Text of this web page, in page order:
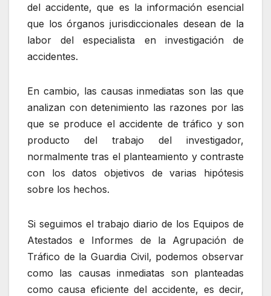
del accidente, que es la información esencial
que los órganos jurisdiccionales desean de la
labor del especialista en investigación de
accidentes.
En cambio, las causas inmediatas son las que
analizan con detenimiento las razones por las
que se produce el accidente de tráfico y son
producto del trabajo del investigador,
normalmente tras el planteamiento y contraste
con los datos objetivos de varias hipótesis
sobre los hechos.
Si seguimos el trabajo diario de los Equipos de
Atestados e Informes de la Agrupación de
Tráfico de la Guardia Civil, podemos observar
como las causas inmediatas son planteadas
como causa eficiente del accidente, es decir,